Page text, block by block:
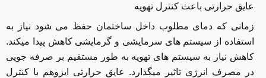
عایق حرارتی باعث کنترل تهویه
زمانی که دمای مطلوب داخل ساختمان حفظ می شود نیاز به
استفاده از سیستم های سرمایشی و گرمایشی کاهش پیدا میکند.
کاهش نیاز به سیستم های تهویه به طور مستقیم بر صرفه جویی
در مصرف انرژی تاثیر میگذارد. عایق حرارتی ایزوهم با کنترل